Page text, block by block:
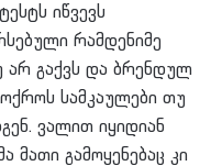
იწვევს
რამდენიმე
არ გაქვს და ბრენდულ
სამკაულები თუ
ვალით იყიდიან
მათი გამოყენებაც კი